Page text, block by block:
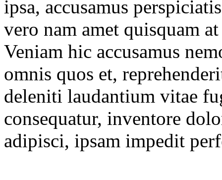
ipsa, accusamus
vero nam amet quisquam
Veniam hic accusamus
omnis quos et,
deleniti laudantium vitae
consequatur, inventore
adipisci, ipsam impedit